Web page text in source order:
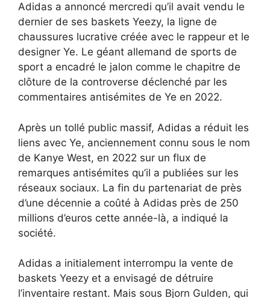
Adidas a annoncé mercredi qu’il avait vendu le
dernier de ses baskets Yeezy, la ligne de
chaussures lucrative créée avec le rappeur et le
designer Ye. Le géant allemand de sports de
sport a encadré le jalon comme le chapitre de
clôture de la controverse déclenché par les
commentaires antisémites de Ye en 2022.
Après un tollé public massif, Adidas a réduit les
liens avec Ye, anciennement connu sous le nom
de Kanye West, en 2022 sur un flux de
remarques antisémites qu’il a publiées sur les
réseaux sociaux. La fin du partenariat de près
d’une décennie a coûté à Adidas près de 250
millions d’euros cette année-là, a indiqué la
société.
Adidas a initialement interrompu la vente de
baskets Yeezy et a envisagé de détruire
l’inventaire restant. Mais sous Bjorn Gulden, qui